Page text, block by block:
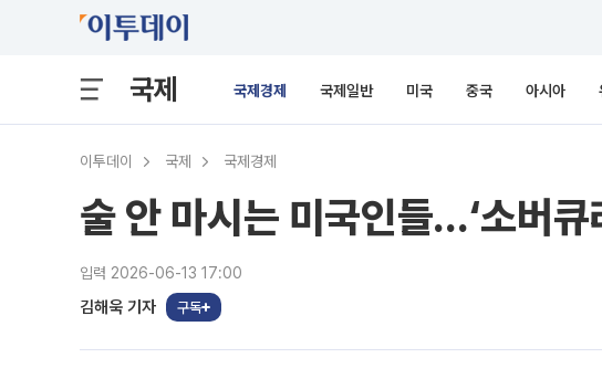
국제 국제경제 국제일반 미국 중국 아시아
이투데이 국제 국제경제
술 안 마시는 미국인들…‘소버큐
입력 2026-06-13 17:00
김해욱 기자 구독